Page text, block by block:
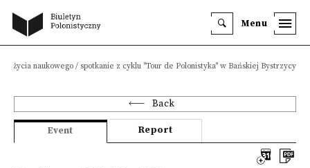
Menu
życia naukowego / spotkanie z cyklu "Tour de Polonistyka" w Bańskiej Bystrzycy
Back
Event Report